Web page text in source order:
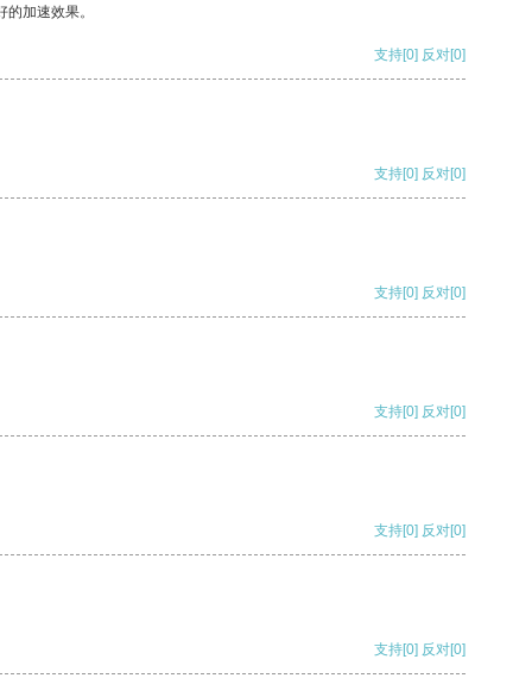
加速效果。
支持[0] 反对[0]
支持[0] 反对[0]
支持[0] 反对[0]
支持[0] 反对[0]
支持[0] 反对[0]
支持[0] 反对[0]